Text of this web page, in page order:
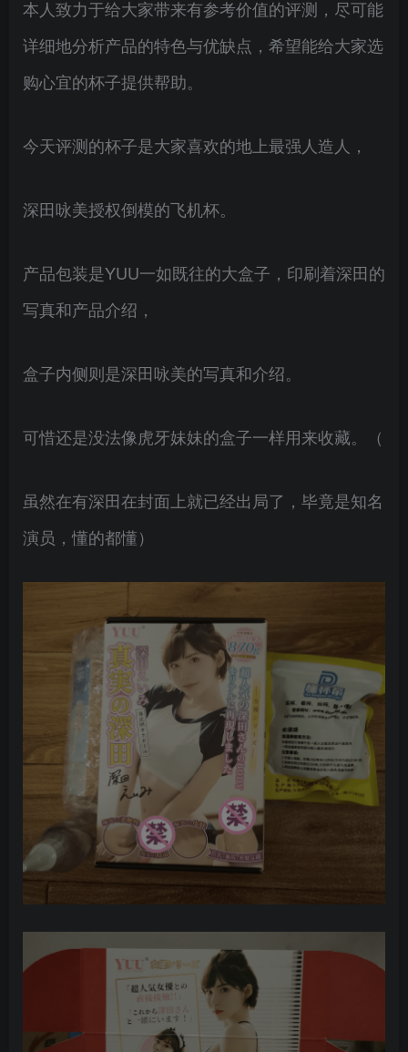
本人致力于给大家带来有参考价值的评测，尽可能
详细地分析产品的特色与优缺点，希望能给大家选
购心宜的杯子提供帮助。
今天评测的杯子是大家喜欢的地上最强人造人，
深田咏美授权倒模的飞机杯。
产品包装是YUU一如既往的大盒子，印刷着深田的
写真和产品介绍，
盒子内侧则是深田咏美的写真和介绍。
可惜还是没法像虎牙妹妹的盒子一样用来收藏。（
虽然在有深田在封面上就已经出局了，毕竟是知名
演员，懂的都懂）